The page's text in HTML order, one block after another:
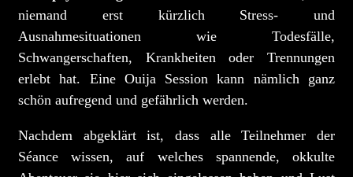
niemand erst kürzlich Stress- und
Ausnahmesituationen wie Todesfälle,
Schwangerschaften, Krankheiten oder Trennungen
erlebt hat. Eine Ouija Session kann nämlich ganz
schön aufregend und gefährlich werden.
Nachdem abgeklärt ist, dass alle Teilnehmer der
Séance wissen, auf welches spannende, okkulte